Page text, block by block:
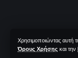
Χρησιμοποιώντας αυτή
Όρους Χρήσης και την
© 2020-